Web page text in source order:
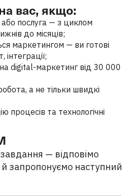
вас, якщо:
послуга — з циклом
до місяців;
маркетингом — ви готові
digital-маркетинг від 30 000
а не тільки швидкі
процесів та технологічні
— відповімо
запропонуємо наступний